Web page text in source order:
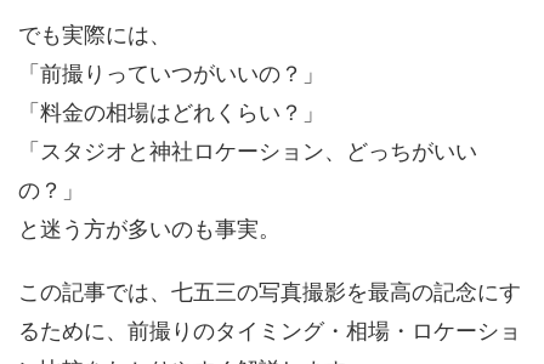
でも実際には、
「前撮りっていつがいいの？」
「料金の相場はどれくらい？」
「スタジオと神社ロケーション、どっちがいい
の？」
と迷う方が多いのも事実。
この記事では、七五三の写真撮影を最高の記念にす
るために、前撮りのタイミング・相場・ロケーショ